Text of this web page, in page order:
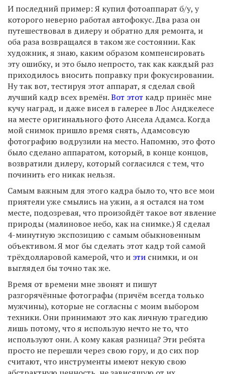
И последний пример: Я купил фотоаппарат б/у, у
которого неверно работал автофокус. Два раза он
путешествовал в дилеру и обратно для ремонта, и
оба раза возвращался в таком же состоянии. Как
художник, я знаю, каким образом компенсировать
эту ошибку, и это было непросто, так как каждый раз
приходилось вносить поправку при фокусировании.
Ну так вот, тестируя этот аппарат, я сделал свой
лучший кадр всех времён.Вот этот кадр принёс мне
кучу наград, и даже висел в галерее в Лос Анджелесе
на месте оригинального фото Ансела Адамса. Когда
мой снимок пришло время снять, Адамсовсую
фотографию водрузили на место. Напомню, это фото
было сделано аппаратом, который, в конце концов,
возвратили дилеру, который согласился с тем, что
починить его никак нельзя.
Самым важным для этого кадра было то, что все мои
приятели уже смылись на ужин, а я остался на том
месте, подозревая, что произойдёт такое вот явление
природы (малиновое небо, как на снимке.) Я сделал
4-минутную экспозицию с самым обыкновенным
объективом. Я мог бы сделать этот кадр той самой
трёхдолларовой камерой, что и эти снимки, и он
выглядел бы точно так же.
Время от времени мне звонят и пишут
разгорячённые фотографы (причём всегда только
мужчины), которые не согласны с моим выбором
техники. Они принимают это как личную трагедию
лишь потому, что я использую нечто не то, что
используют они. А кому какая разница? Эти ребята
просто не перешли через свою гору, и до сих пор
считают, что инструменты имеют некую свою